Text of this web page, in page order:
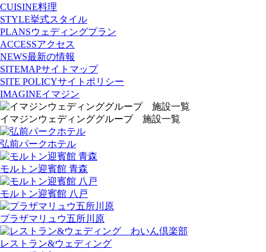
CUISINE料理
STYLE挙式スタイル
PLANSウェディングプラン
ACCESSアクセス
NEWS最新の情報
SITEMAPサイトマップ
SITE POLICYサイトポリシー
IMAGINEイマジン
イマジンウェディンググループ 施設一覧
弘前パークホテル
モルトン迎賓館 青森
モルトン迎賓館 八戸
プラザマリュウ五所川原
レストラン&ウェディング